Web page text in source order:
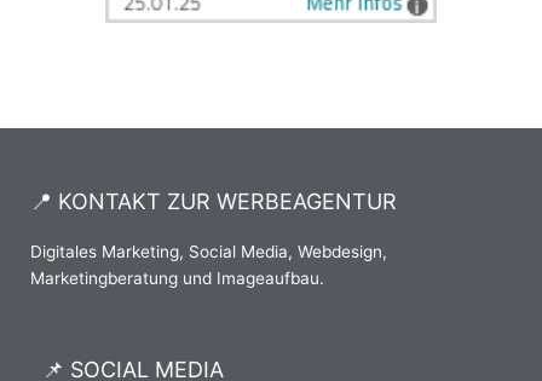
📍 KONTAKT ZUR WERBEAGENTUR
Digitales Marketing, Social Media, Webdesign,
Marketingberatung und Imageaufbau.
📌 SOCIAL MEDIA